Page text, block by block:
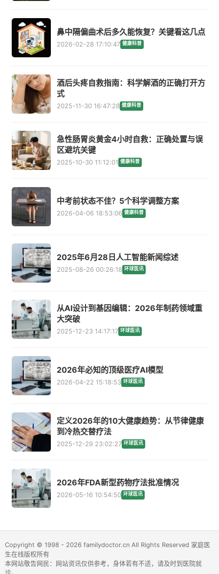
鼻中隔偏曲术后多久能恢复？关键看这几点
2026-02-28 17:10:47 健康科普
酒后头疼自救指南：科学解酒的正确打开方
式
2025-11-30 16:47:28 健康科普
急性肠胃炎黄金4小时自救：正确处置与误
区避坑关键
2025-10-30 11:12:01 健康科普
中考前状态不佳？5个科学调整方案
2026-04-06 18:53:06 健康科普
2025年6月28日人工智能新闻综述
2025-08-26 00:26:18 环球医讯
从AI设计到基因编辑：2026年制药领域重
大突破
2025-12-23 14:17:17 环球医讯
2026年必知的顶级医疗AI模型
2026-04-22 15:18:53 环球医讯
定义2026年的10大健康趋势：从节律健康
到冷热交替疗法
2025-12-29 23:02:27 环球医讯
2026年FDA新型药物疗法批准情况
2026-05-16 10:54:50 环球医讯
Copyright © 1998 - 2026 familydoctor.cn All Rights Reserved 家庭医
生在线版权所有
本网站敬告网民：网站资讯仅供参考，身体若有不适，请及时到医院就